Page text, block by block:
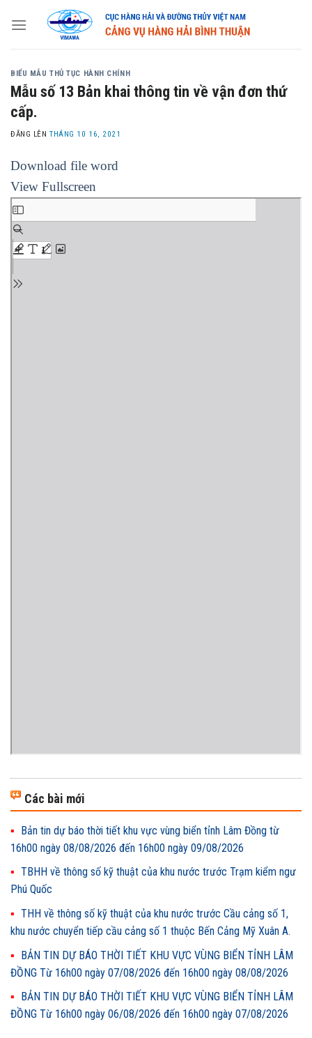
BIỂU MẪU THỦ TỤC HÀNH CHÍNH
Mẫu số 13 Bản khai thông tin về vận đơn thứ
cấp.
ĐĂNG LÊNTHÁNG 10 16, 2021
Download file word
View Fullscreen
Các bài mới
Bản tin dự báo thời tiết khu vực vùng biển tỉnh Lâm Đồng từ
16h00 ngày 08/08/2026 đến 16h00 ngày 09/08/2026
TBHH về thông số kỹ thuật của khu nước trước Trạm kiểm ngư
Phú Quốc
THH về thông số kỹ thuật của khu nước trước Cầu cảng số 1,
khu nước chuyển tiếp cầu cảng số 1 thuộc Bến Cảng Mỹ Xuân A.
BẢN TIN DỰ BÁO THỜI TIẾT KHU VỰC VÙNG BIỂN TỈNH LÂM
ĐỒNG Từ 16h00 ngày 07/08/2026 đến 16h00 ngày 08/08/2026
BẢN TIN DỰ BÁO THỜI TIẾT KHU VỰC VÙNG BIỂN TỈNH LÂM
ĐỒNG Từ 16h00 ngày 06/08/2026 đến 16h00 ngày 07/08/2026